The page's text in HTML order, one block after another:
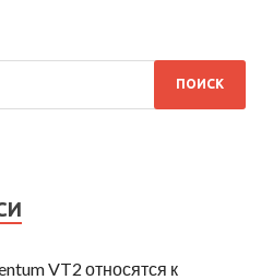
VT2 относятся к